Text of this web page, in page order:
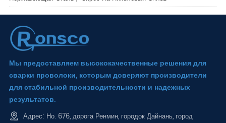
Мы предоставляем высококачественные решения для
сварки проволоки, которым доверяют производители
для стабильной производительности и надежных
результатов.
Адрес: Но. 676, дорога Ренмин, городок Дайнань, город